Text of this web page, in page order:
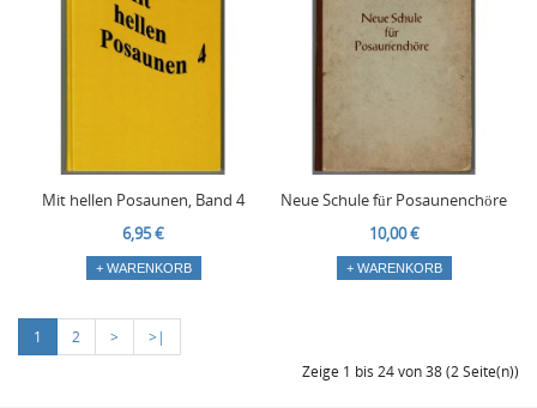
Mit hellen Posaunen, Band 4
6,95 €
+ WARENKORB
Neue Schule für Posaunenchöre
10,00 €
+ WARENKORB
1 2 >
>|
Zeige 1 bis 24 von 38 (2 Seite(n))